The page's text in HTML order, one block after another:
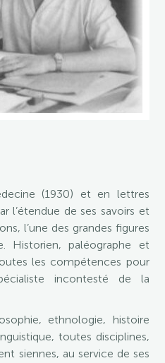
(1930) et en lettres
l’étendue de ses savoirs et
l’une des grandes figures
Historien, paléographe et
les compétences pour
incontesté de la
ethnologie, histoire
toutes disciplines,
siennes, au service de ses